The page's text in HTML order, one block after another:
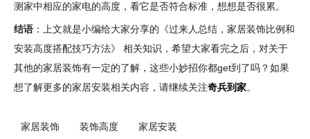
测家中相应的家电的高度，看它是否符合标准，想想是否很累。
结语 ：上文就是小编给大家分享的《过来人总结，家居装饰比例和
安装高度搭配技巧方法》 相关知识，希望大家看完之后，对关于
其他的家居装饰有一定的了解，这些小妙招你都get到了吗？如果
想了解更多的家居安装相关内容，请继续关注奇兵到家。
家居装饰 装饰高度 家居安装